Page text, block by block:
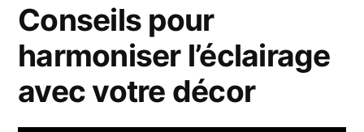
Conseils pour
harmoniser l’éclairage
avec votre décor